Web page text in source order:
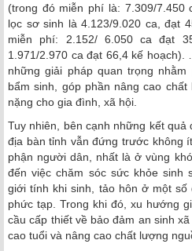
(trong đó miễn phí là: 7.309/7.450
lọc sơ sinh là 4.123/9.020 ca, đạt
miễn phí: 2.152/ 6.050 ca đạt
1.971/2.970 ca đạt 66,4 kế
những giải pháp quan trọng
bẩm sinh, góp phần nâng cao
nặng cho gia đình, xã hội.
Tuy nhiên, bên cạnh những kết
địa bàn tỉnh vẫn đứng trước không
phận người dân, nhất là ở vùng
đến việc chăm sóc sức khỏe sinh
giới tính khi sinh, tảo hôn ở một
phức tạp. Trong khi đó, xu hướng
cầu cấp thiết về bảo đảm an sinh
cao tuổi và nâng cao chất lượng